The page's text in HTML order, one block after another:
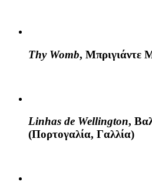
Thy Womb, Μπριγιάντε
Linhas de Wellington,
(Πορτογαλία, Γαλλία)